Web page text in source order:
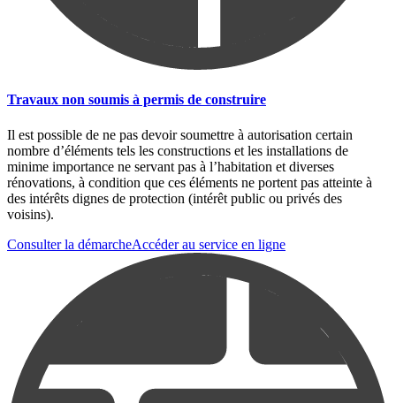
Travaux non soumis à permis de construire
Il est possible de ne pas devoir soumettre à autorisation certain
nombre d’éléments tels les constructions et les installations de
minime importance ne servant pas à l’habitation et diverses
rénovations, à condition que ces éléments ne portent pas atteinte à
des intérêts dignes de protection (intérêt public ou privés des
voisins).
Consulter la démarcheAccéder au service en ligne